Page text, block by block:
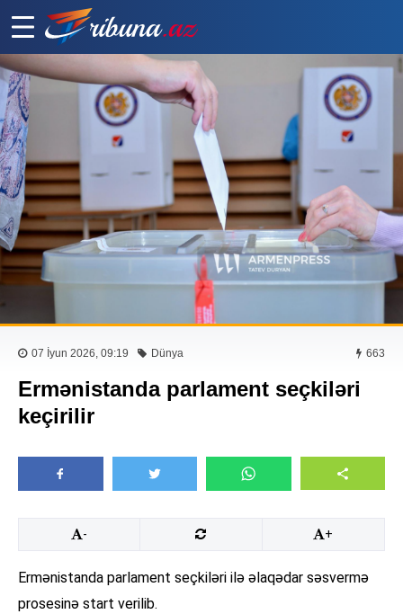
07 İyun 2026, 09:19 Dünya 663
Ermənistanda parlament seçkiləri
keçirilir
- +
Ermənistanda parlament seçkiləri ilə əlaqədar səsvermə
prosesinə start verilib.